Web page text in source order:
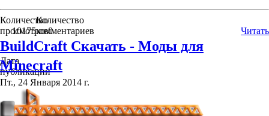
Количество
просмотров
10175
Количество
комментариев
0 Читать
BuildCraft Скачать - Моды для
Minecraft
Дата
публикации
Пт., 24 Января 2014 г.